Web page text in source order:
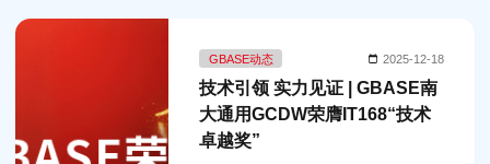
GBASE动态 2025-12-18
技术引领 实力见证 | GBASE南
大通用GCDW荣膺IT168“技术
卓越奖”